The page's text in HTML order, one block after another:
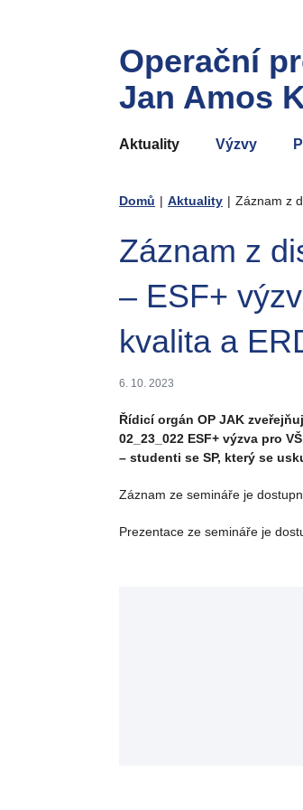
Operační
Jan Amos
Aktuality Výzvy
Domů | Aktuality | Záznam z
Záznam z
– ESF+
kvalita a
6. 10. 2023
Řídicí orgán OP JAK
02_23_022 ESF+ výzva pro
– studenti se SP, který se
Záznam ze semináře je
Prezentace ze semináře je